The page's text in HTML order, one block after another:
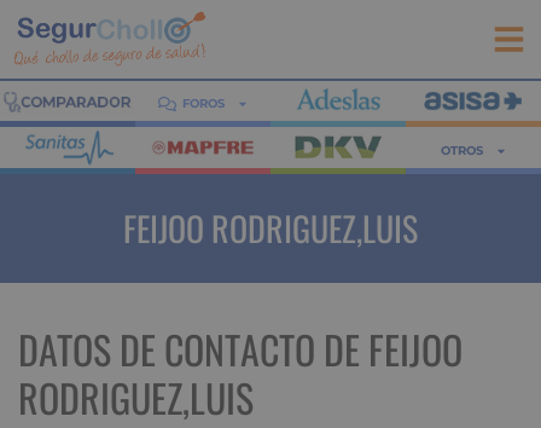
FOROS
OTROS
FEIJOO RODRIGUEZ,LUIS
DATOS DE CONTACTO DE FEIJOO
RODRIGUEZ,LUIS